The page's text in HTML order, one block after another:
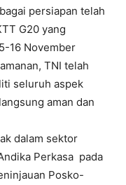
persiapan telah
G20 yang
16 November
TNI telah
seluruh aspek
aman dan
dalam sektor
Perkasa pada
Posko-